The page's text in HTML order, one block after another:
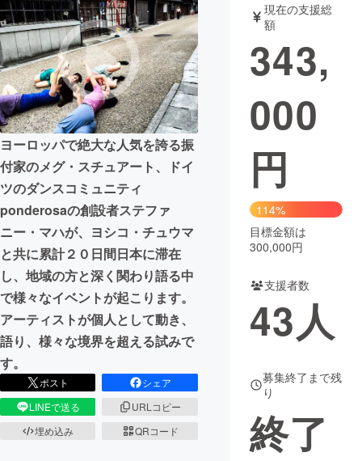
テクノロジー・ガジェット
映像・映画 書籍・雑誌
ビジネス・起業 チャレンジ
まちづくり・地域活性化
CAMPFIRE for Social Good
CAMPFIRE Creation
CAMPFIREふるさと納税machi-ya コミュニティ
ヨーロッパで絶大な人気を誇る振
付家のメグ・スチュアート、ドイ
ツのダンスコミュニティ
ponderosaの創設者ステファ
ニー・マハが、ヨシコ・チュウマ
と共に累計２０日間日本に滞在
し、地域の方と深く関わり語る中
で様々なイベントが起こります。
アーティストが個人として動き、
語り、様々な境界を超える試みで
す。
ポスト
シェア
LINEで送る
URLコピー
埋め込み
QRコード
現在の支援総
額
343,
000
円
114%
目標金額は
300,000円
支援者数
43人
募集終了まで残
り
終了